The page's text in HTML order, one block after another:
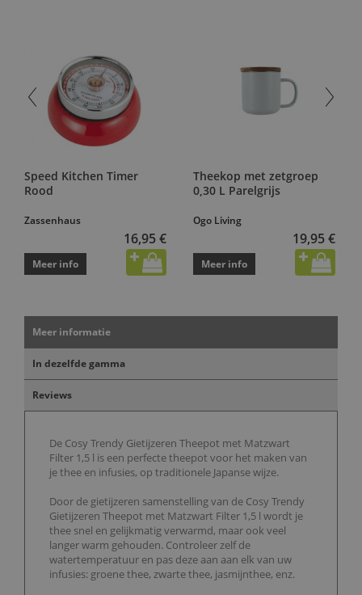
Speed Kitchen Timer
Rood
Zassenhaus
16,95 €
Meer info
Theekop met zetgroep
0,30 L Parelgrijs
Ogo Living
19,95 €
Meer info
Meer informatie
In dezelfde gamma
Reviews
De Cosy Trendy Gietijzeren Theepot met Matzwart
Filter 1,5 l is een perfecte theepot voor het maken van
je thee en infusies, op traditionele Japanse wijze.
Door de gietijzeren samenstelling van de Cosy Trendy
Gietijzeren Theepot met Matzwart Filter 1,5 l wordt je
thee snel en gelijkmatig verwarmd, maar ook veel
langer warm gehouden. Controleer zelf de
watertemperatuur en pas deze aan aan elk van uw
infusies: groene thee, zwarte thee, jasmijnthee, enz.